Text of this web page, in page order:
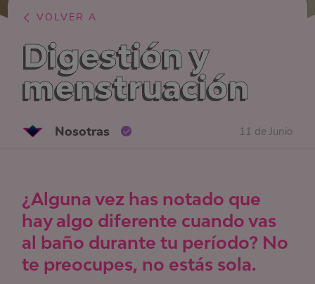
VOLVER A
Digestión y
menstruación
Nosotras 11 de Junio
¿Alguna vez has notado que
hay algo diferente cuando vas
al baño durante tu período? No
te preocupes, no estás sola.